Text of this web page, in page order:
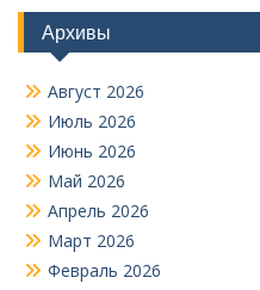
Архивы
Август 2026
Июль 2026
Июнь 2026
Май 2026
Апрель 2026
Март 2026
Февраль 2026